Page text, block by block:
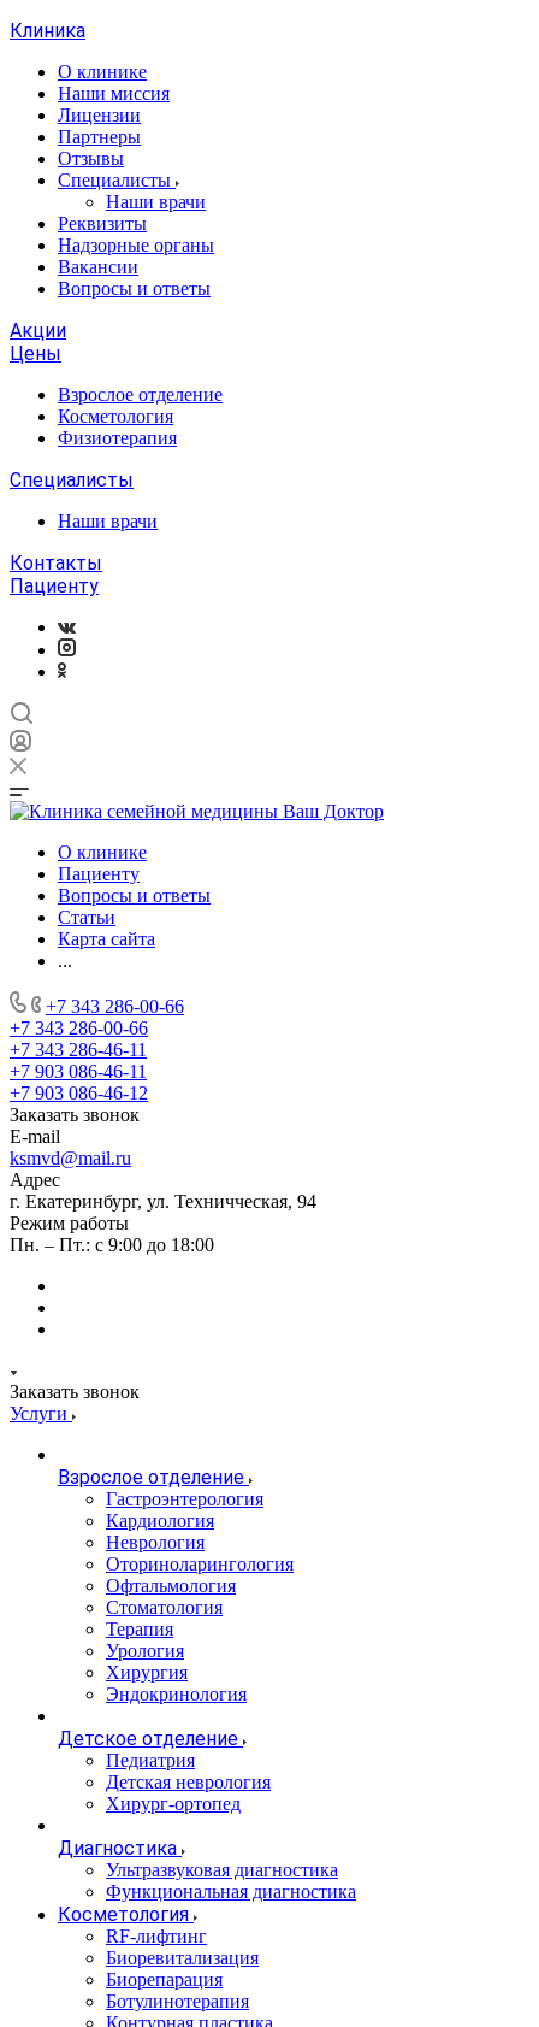
Клиника
О клинике
Наши миссия
Лицензии
Партнеры
Отзывы
Специалисты
Наши врачи
Реквизиты
Надзорные органы
Вакансии
Вопросы и ответы
Акции
Цены
Взрослое отделение
Косметология
Физиотерапия
Специалисты
Наши врачи
Контакты
Пациенту
О клинике
Пациенту
Вопросы и ответы
Статьи
Карта сайта
...
+7 343 286-00-66
+7 343 286-00-66
+7 343 286-46-11
+7 903 086-46-11
+7 903 086-46-12
Заказать звонок
E-mail
ksmvd@mail.ru
Адрес
г. Екатеринбург, ул. Техничческая, 94
Режим работы
Пн. – Пт.: с 9:00 до 18:00
Заказать звонок
Услуги
Взрослое отделение
Гастроэнтерология
Кардиология
Неврология
Оториноларингология
Офтальмология
Стоматология
Терапия
Урология
Хирургия
Эндокринология
Детское отделение
Педиатрия
Детская неврология
Хирург-ортопед
Диагностика
Ультразвуковая диагностика
Функциональная диагностика
Косметология
RF-лифтинг
Биоревитализация
Биорепарация
Ботулинотерапия
Контурная пластика